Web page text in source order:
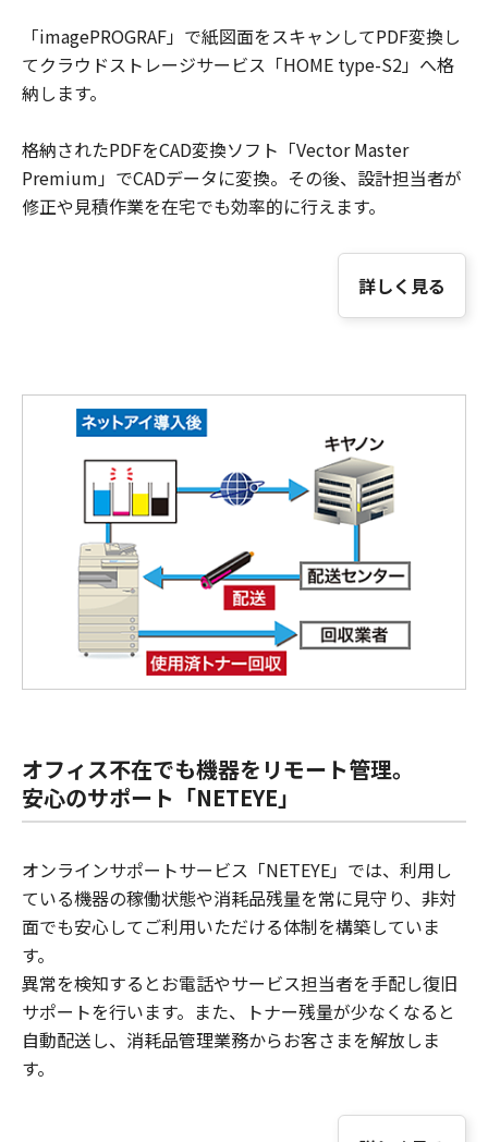
「imagePROGRAF」で紙図面をスキャンしてPDF変換し
てクラウドストレージサービス「HOME type-S2」へ格
納します。
格納されたPDFをCAD変換ソフト「Vector Master
Premium」でCADデータに変換。その後、設計担当者が
修正や見積作業を在宅でも効率的に行えます。
詳しく見る
オフィス不在でも機器をリモート管理。
安心のサポート「NETEYE」
オンラインサポートサービス「NETEYE」では、利用し
ている機器の稼働状態や消耗品残量を常に見守り、非対
面でも安心してご利用いただける体制を構築していま
す。
異常を検知するとお電話やサービス担当者を手配し復旧
サポートを行います。また、トナー残量が少なくなると
自動配送し、消耗品管理業務からお客さまを解放しま
す。